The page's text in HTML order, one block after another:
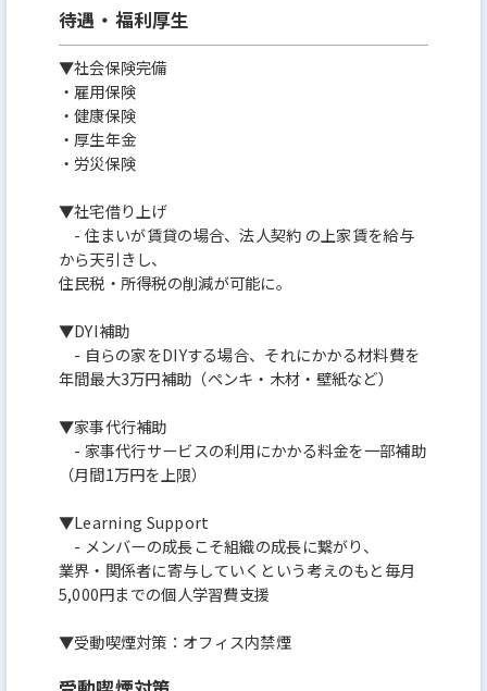
待遇・福利厚生
▼社会保険完備
・雇用保険
・健康保険
・厚生年金
・労災保険
▼社宅借り上げ
- 住まいが賃貸の場合、法人契約 の上家賃を給与
から天引きし、
住民税・所得税の削減が可能に。
▼DYI補助
- 自らの家をDIYする場合、それにかかる材料費を
年間最大3万円補助（ペンキ・木材・壁紙など）
▼家事代行補助
- 家事代行サービスの利用にかかる料金を一部補助
（月間1万円を上限）
▼Learning Support
- メンバーの成長こそ組織の成長に繋がり、
業界・関係者に寄与していくという考えのもと毎月
5,000円までの個人学習費支援
▼受動喫煙対策：オフィス内禁煙